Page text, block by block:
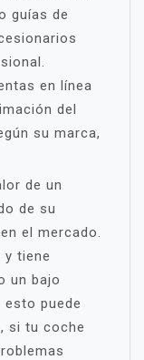
guías de
en línea
del
su marca,
de un
de su
el mercado.
y tiene
un bajo
puede
si tu coche